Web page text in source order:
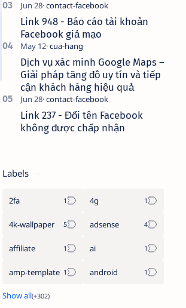
Link 948 - Báo cáo tài khoản
Facebook giả mạo
Dịch vụ xác minh Google Maps –
Giải pháp tăng độ uy tín và tiếp
cận khách hàng hiệu quả
Link 237 - Đổi tên Facebook
không được chấp nhận
Labels
2fa 4g
4k-wallpaper adsense
affiliate ai
amp-template android